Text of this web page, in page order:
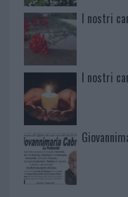
I nostri
I nostri